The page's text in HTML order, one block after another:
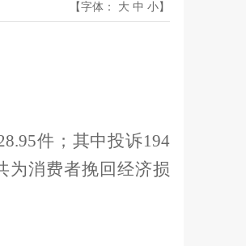
【字体： 大 中 小】
件；其中投诉194
为消费者挽回经济损